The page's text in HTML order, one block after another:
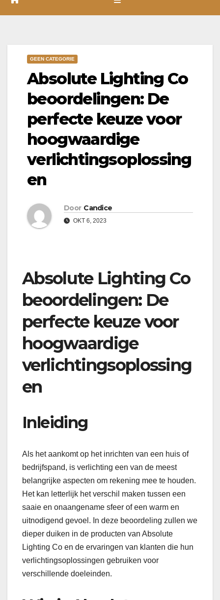
GEEN CATEGORIE
Absolute Lighting Co
beoordelingen: De
perfecte keuze voor
hoogwaardige
verlichtingsoplossing
en
Door Candice
OKT 6, 2023
Absolute Lighting Co
beoordelingen: De
perfecte keuze voor
hoogwaardige
verlichtingsoplossing
en
Inleiding
Als het aankomt op het inrichten van een huis of
bedrijfspand, is verlichting een van de meest
belangrijke aspecten om rekening mee te houden.
Het kan letterlijk het verschil maken tussen een
saaie en onaangename sfeer of een warm en
uitnodigend gevoel. In deze beoordeling zullen we
dieper duiken in de producten van Absolute
Lighting Co en de ervaringen van klanten die hun
verlichtingsoplossingen gebruiken voor
verschillende doeleinden.